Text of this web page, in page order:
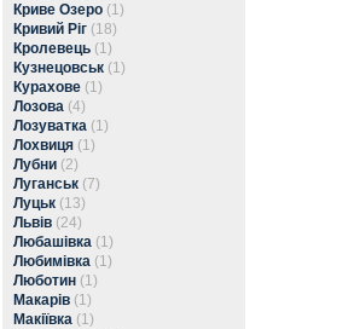
Криве Озеро (1)
Кривий Ріг (18)
Кролевець (1)
Кузнецовськ (1)
Курахове (1)
Лозова (4)
Лозуватка (1)
Лохвиця (1)
Лубни (2)
Луганськ (7)
Луцьк (13)
Львів (24)
Любашівка (1)
Любимівка (1)
Люботин (1)
Макарів (1)
Макіївка (1)